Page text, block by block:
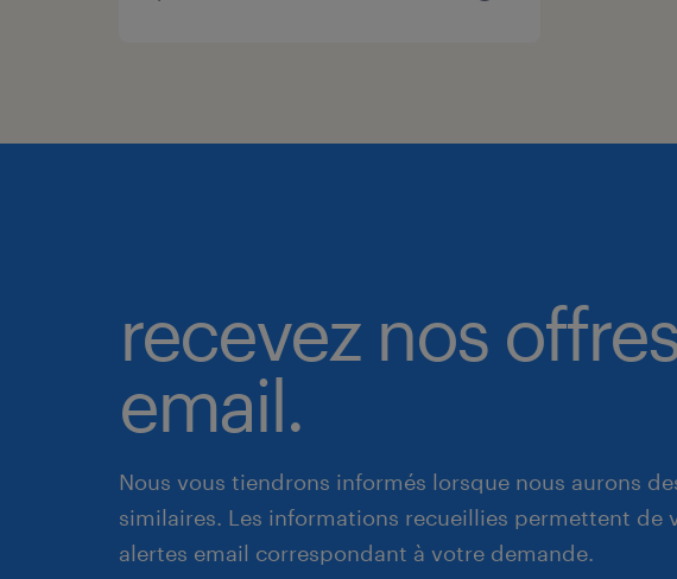
recevez nos
email.
Nous vous tiendrons informés lorsque nous aurons
similaires. Les informations recueillies permettent de
alertes email correspondant à votre demande.